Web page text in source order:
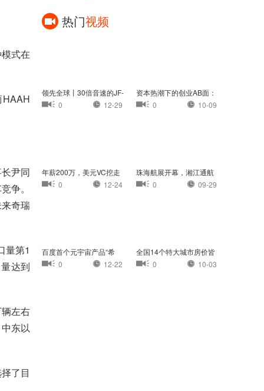
式在
尹同
争。
奇瑞
量第1
达到
左右
东以
了目
热门视频
领先全球丨30倍音速的JF-
22：中国高超音速
0 12-29
资本热潮下的创业AB面：
茶颜悦色认怂，
0 10-09
年薪200万，美元VC挖走
我的员工
0 12-24
珠海航展开幕，湘江通航
小镇首次亮相珠
0 09-29
百度首个元宇宙产品“希
壤”正式开放内
0 12-22
全国14个特大城市房价皆
过万：杭州最高
0 10-03